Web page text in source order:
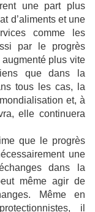
une part plus
d’aliments et une
comme les
par le progrès
plus vite
que dans la
tous les cas, la
et, à
elle continuera
que le progrès
une
dans la
même agir de
Même en
il